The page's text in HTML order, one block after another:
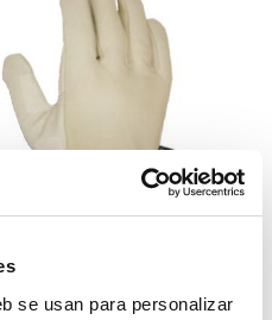
se usan para personalizar